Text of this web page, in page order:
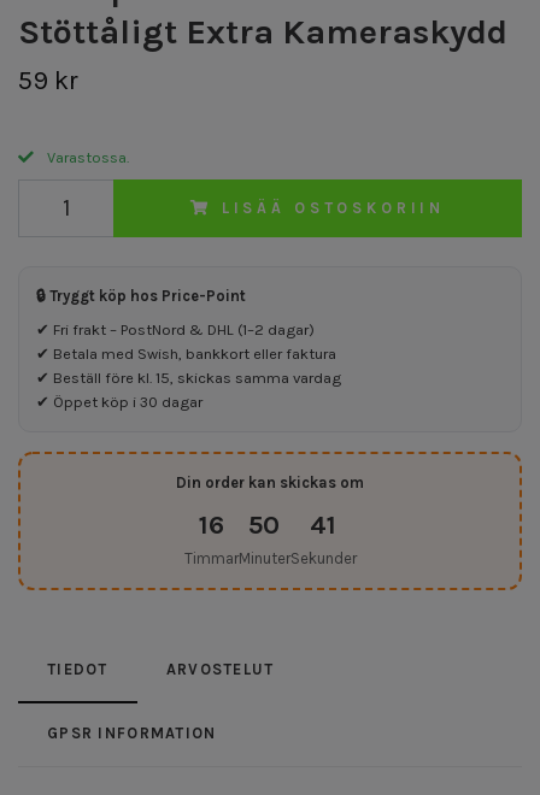
Stöttåligt Extra Kameraskydd
59 kr
Varastossa.
LISÄÄ OSTOSKORIIN
🔒 Tryggt köp hos Price-Point
✔ Fri frakt – PostNord & DHL (1–2 dagar)
✔ Betala med Swish, bankkort eller faktura
✔ Beställ före kl. 15, skickas samma vardag
✔ Öppet köp i 30 dagar
Din order kan skickas om
16
Timmar
50
Minuter
40
Sekunder
TIEDOT ARVOSTELUT
GPSR INFORMATION